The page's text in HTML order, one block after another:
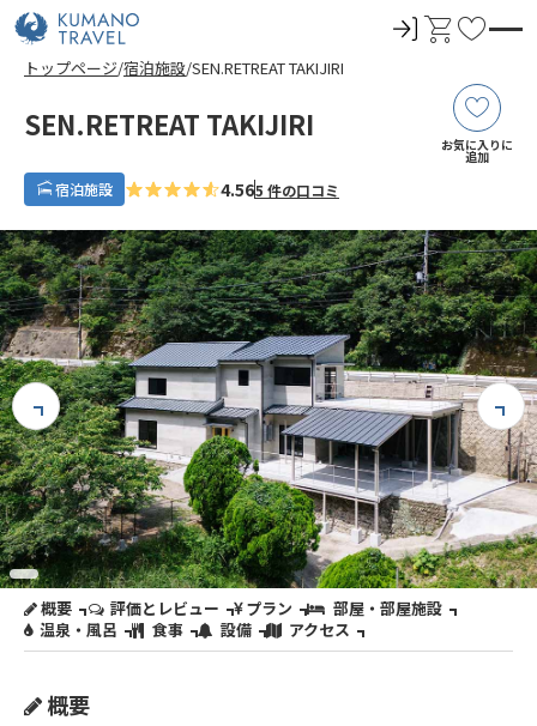
ロ カ お
に
入
り
トップページ 宿泊施設 SEN.RETREAT TAKIJIRI
SEN.RETREAT TAKIJIRI
お気に入りに
追加
宿泊施設 4.565 件の口コミ
概要 評価とレビュー プラン
部屋・部屋施設
温泉・風呂
食事 設備 アクセス
概要